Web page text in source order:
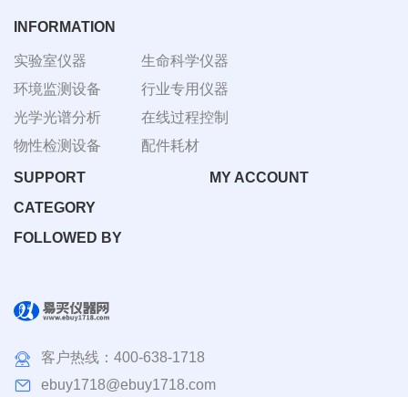
INFORMATION
实验室仪器
环境监测设备
光学光谱分析
物性检测设备
生命科学仪器
行业专用仪器
在线过程控制
配件耗材
SUPPORT
MY ACCOUNT
CATEGORY
FOLLOWED BY
客户热线： 400-638-1718
ebuy1718@ebuy1718.com